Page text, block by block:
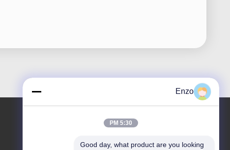
Enzo
5:30 PM
Good day, what product are you looking